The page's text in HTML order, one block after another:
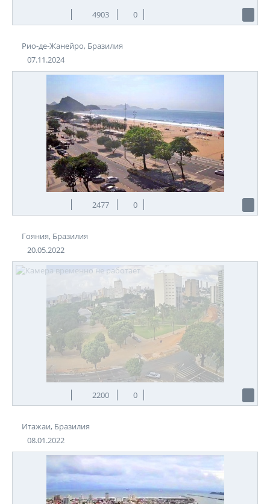
4903 0
Рио-де-Жанейро, Бразилия
07.11.2024
2477 0
Гояния, Бразилия
20.05.2022
2200 0
Итажаи, Бразилия
08.01.2022